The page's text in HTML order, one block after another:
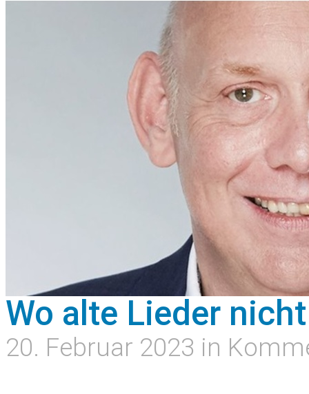
Wo alte Lieder
20. Februar 2023 in